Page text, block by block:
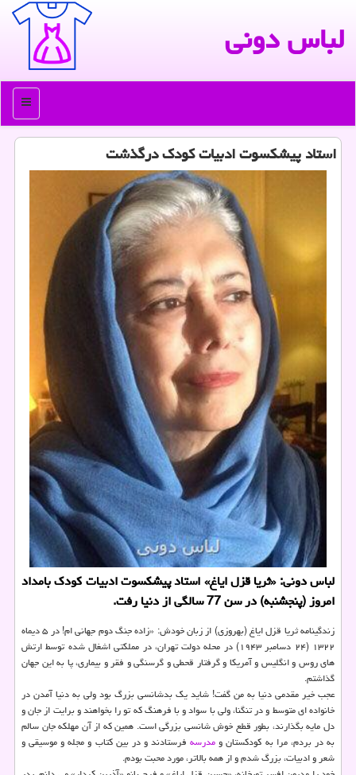
لباس دونی
منو
استاد پیشكسوت ادبیات كودك درگذشت
لباس دونی: «ثریا قزل ایاغ» استاد پیشكسوت ادبیات كودك بامداد
امروز (پنجشنبه) در سن 77 سالگی از دنیا رفت.
زندگینامه ثریا قزل ایاغ (بهروزی) از زبان خودش: «زاده جنگ دوم جهانی ام! در ۵ دیماه
۱۳۲۲ (۲۴ دسامبر ۱۹۴۳) در محله دولت تهران، در مملكتی اشغال شده توسط ارتش
های روس و انگلیس و آمریكا و گرفتار قحطی و گرسنگی و فقر و بیماری، پا به این جهان
گذاشتم.
عجب خیر مقدمی دنیا به من گفت! شاید یك بدشانسی بزرگ بود ولی به دنیا آمدن در
خانواده ای متوسط و در تنگنا، ولی با سواد و با فرهنگ كه تو را بخواهند و برایت از جان و
دل مایه بگذارند، بطور قطع خوش شانسی بزرگی است. همین كه از آن مهلكه جان سالم
به در بردم، مرا به كودكستان ومدرسهفرستادند و در بین كتاب و مجله و موسیقی و
شعر و ادبیات، بزرگ شدم و از همه بالاتر، مورد محبت بودم.